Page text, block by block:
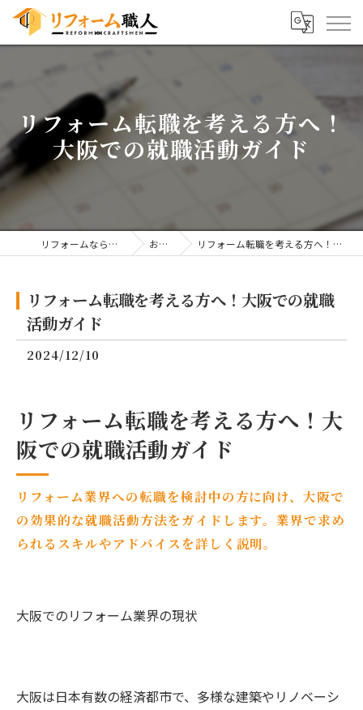
リフォーム転職を考える方へ！
大阪での就職活動ガイド
リフォームならリフォーム職人 お知らせ リフォーム転職を考える方へ！大阪での就職活動ガイド
リフォーム転職を考える方へ！大阪での就職
活動ガイド
2024/12/10
リフォーム転職を考える方へ！大
阪での就職活動ガイド
リフォーム業界への転職を検討中の方に向け、大阪で
の効果的な就職活動方法をガイドします。業界で求め
られるスキルやアドバイスを詳しく説明。
大阪でのリフォーム業界の現状
大阪は日本有数の経済都市で、多様な建築やリノベーシ